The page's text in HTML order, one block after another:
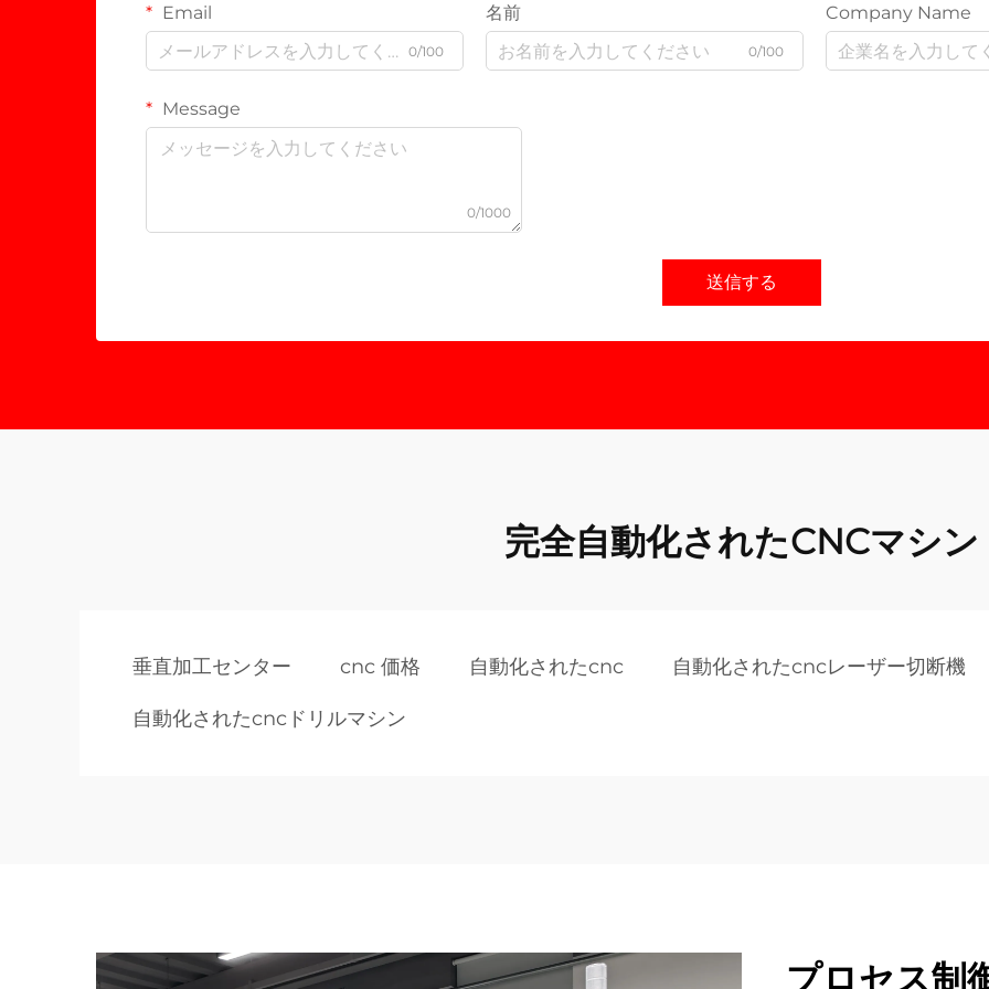
Email
0/100
名前
0/100
Company Name
Message
0/1000
送信する
完全自動化されたCNCマシン
垂直加工センター cnc 価格 自動化されたcnc 自動化されたcncレーザー切断機
自動化されたcncドリルマシン
プロセス制